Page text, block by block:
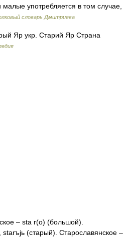
употребляется в том случае,
словарь Дмитриева
Яр укр. Старий Яр Страна
– sta r(o) (большой).
(старый). Старославянское –